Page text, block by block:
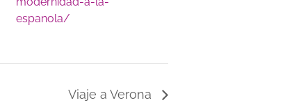
espanola/
Viaje a Verona